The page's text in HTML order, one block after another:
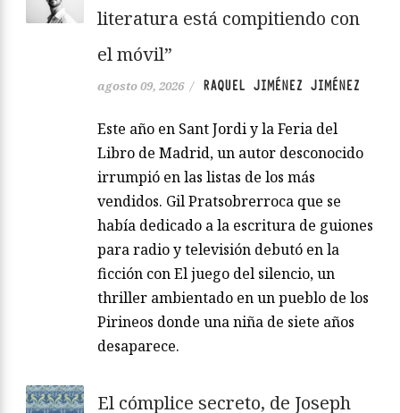
literatura está compitiendo con
el móvil”
agosto 09, 2026 / RAQUEL JIMÉNEZ JIMÉNEZ
Este año en Sant Jordi y la Feria del
Libro de Madrid, un autor desconocido
irrumpió en las listas de los más
vendidos. Gil Pratsobrerroca que se
había dedicado a la escritura de guiones
para radio y televisión debutó en la
ficción con El juego del silencio, un
thriller ambientado en un pueblo de los
Pirineos donde una niña de siete años
desaparece.
El cómplice secreto, de Joseph